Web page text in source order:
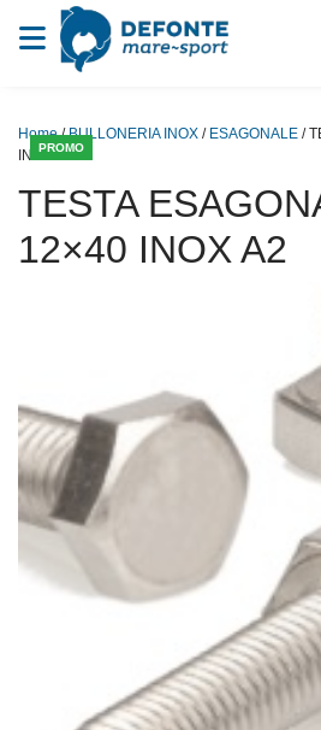
Vai al contenuto
PROMO
Home/BULLONERIA INOX / ESAGONALE /
INOX A2
TESTA
12×40 INOX A2